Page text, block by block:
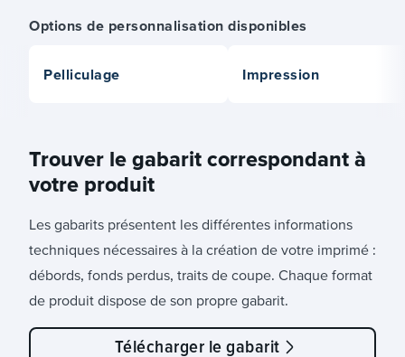
Options de personnalisation disponibles
Pelliculage Impression
Trouver le gabarit correspondant à
votre produit
Les gabarits présentent les différentes informations
techniques nécessaires à la création de votre imprimé :
débords, fonds perdus, traits de coupe. Chaque format
de produit dispose de son propre gabarit.
Télécharger le gabarit